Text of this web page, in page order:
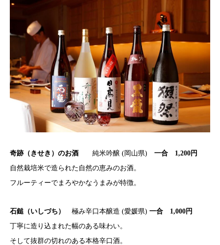
奇跡（きせき）のお酒 純米吟醸 (岡山県) 一合 1,200円
自然栽培米で造られた自然の恵みのお酒。
フルーティーでまろやかなうまみが特徴。
石鎚（いしづち） 極み辛口本醸造 (愛媛県) 一合 1,000円
丁寧に造り込まれた幅のある味わい。
そして抜群の切れのある本格辛口酒。